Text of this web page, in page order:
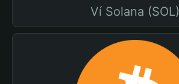
Ví Solana (SOL)